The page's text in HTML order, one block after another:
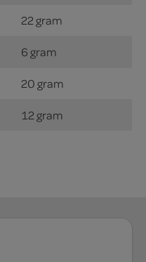
22 gram
6 gram
20 gram
12 gram